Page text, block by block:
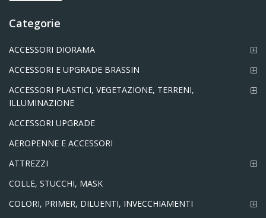
Categorie
ACCESSORI DIORAMA
ACCESSORI E UPGRADE BRASSIN
ACCESSORI PLASTICI, VEGETAZIONE, TERRENI,
ILLUMINAZIONE
ACCESSORI UPGRADE
AEROPENNE E ACCESSORI
ATTREZZI
COLLE, STUCCHI, MASK
COLORI, PRIMER, DILUENTI, INVECCHIAMENTI